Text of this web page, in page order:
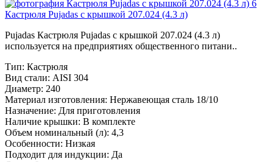
Кастрюля Pujadas с крышкой 207.024 (4.3 л)
Pujadas Кастрюля Pujadas с крышкой 207.024 (4.3 л)
используется на предприятиях общественного питани..
Тип: Кастрюля
Вид стали: AISI 304
Диаметр: 240
Материал изготовления: Нержавеющая сталь 18/10
Назначение: Для приготовления
Наличие крышки: В комплекте
Объем номинальный (л): 4,3
Особенности: Низкая
Подходит для индукции: Да